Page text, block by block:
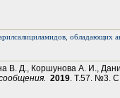
обладающих
В. Д., Коршунова А. И.,
2019. Т.57. №3.